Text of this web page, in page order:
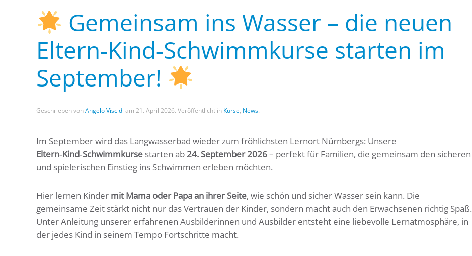
Gemeinsam ins Wasser – die neuen
Eltern‑Kind‑Schwimmkurse starten im
September!
Geschrieben vonAngelo Viscidi am 21. April 2026. Veröffentlicht in Kurse, News.
Im September wird das Langwasserbad wieder zum fröhlichsten Lernort Nürnbergs: Unsere
Eltern‑Kind‑Schwimmkurse starten ab24. September 2026– perfekt für Familien, die gemeinsam den sicheren
und spielerischen Einstieg ins Schwimmen erleben möchten.
Hier lernen Kinder mit Mama oder Papa an ihrer Seite, wie schön und sicher Wasser sein kann. Die
gemeinsame Zeit stärkt nicht nur das Vertrauen der Kinder, sondern macht auch den Erwachsenen richtig Spaß.
Unter Anleitung unserer erfahrenen Ausbilderinnen und Ausbilder entsteht eine liebevolle Lernatmosphäre, in
der jedes Kind in seinem Tempo Fortschritte macht.